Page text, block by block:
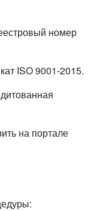
номер
ISO 9001-2015.
на портале